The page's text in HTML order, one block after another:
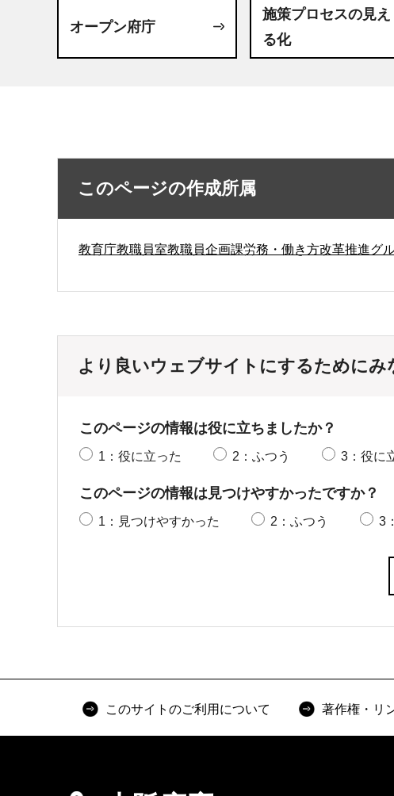
オープン府庁
施策プロセスの見え
る化
このページの作成所属
教育庁教職員室教職員企画課労務・働き方改革推進グ
より良いウェブサイトにするために
このページの情報は役に立ちましたか？
1：役に立った 2：ふつう 3：役に
このページの情報は見つけやすかったですか？
1：見つけやすかった 2：ふつう 3
このサイトのご利用について 著作権・リ